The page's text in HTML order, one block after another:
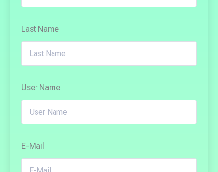
Last Name
User Name
E-Mail